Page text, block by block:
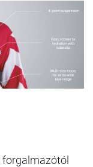
forgalmazótól